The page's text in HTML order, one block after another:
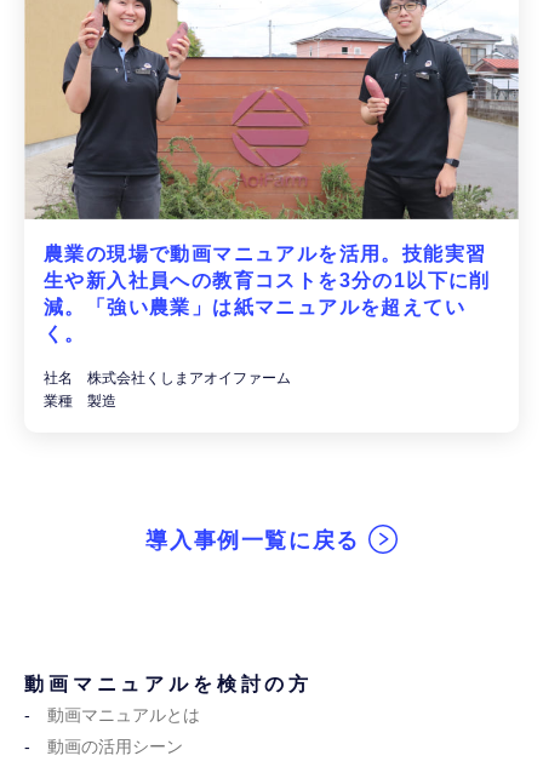
農業の現場で動画マニュアルを活用。技能実習
生や新入社員への教育コストを3分の1以下に削
減。「強い農業」は紙マニュアルを超えてい
く。
社名 株式会社くしまアオイファーム
業種 製造
導入事例一覧に戻る
動画マニュアルを検討の方
動画マニュアルとは
動画の活用シーン